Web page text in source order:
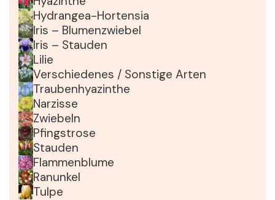
Hydrangea-Hortensia
Iris – Blumenzwiebel
Iris – Stauden
Lilie
Verschiedenes / Sonstige Arten
Traubenhyazinthe
Narzisse
Zwiebeln
Pfingstrose
Stauden
Flammenblume
Ranunkel
Tulpe